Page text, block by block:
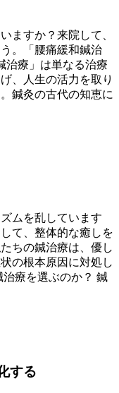
ますか？来院して、
。「腰痛緩和鍼治
治療」は単なる治療
、人生の活力を取り
鍼灸の古代の知恵に
ムを乱しています
て、整体的な癒しを
ちの鍼治療は、優し
の根本原因に対処し
療を選ぶのか？ 鍼
する